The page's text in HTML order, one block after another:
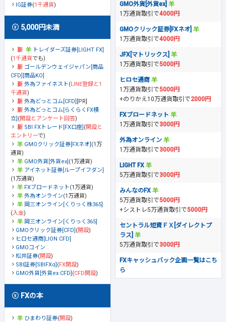
IG証券(1千通貨)
5,000円未満
トレイダーズ証券[LIGHT FX]
(1千通貨でも)
ゴールデンウェイジャパン[商品
CFD][商品KO]
外為ファイネスト(LINE登録と1
千通貨)
外為どっとコム[CFD] [PR]
外為どっとコム[らくらくFX積
立] (開設とアンケート回答)
SBI FXトレード[FX口座] (開設と
エントリーで)
GMOクリック証券[FXネオ] (1万
通貨)
GMO外貨[外貨ex] (1万通貨)
アイネット証券[ループイフダン]
(1万通貨)
FXブロードネット(1万通貨)
外為オンライン(1万通貨)
岡三オンライン[くりっく株365]
(入金)
岡三オンライン[くりっく365]
GMOクリック証券[CFD] (開設)
ヒロセ通商[LION CFD]
GMOコイン
松井証券(開設)
SBI証券[SBIFXα] (FX開設)
GMO外貨[外貨ex CFD] (CFD開設)
FXの本
ひまわり証券(開設)
GMO外貨[外貨ex]
1万通貨取引で4000円
GMOクリック証券[FXネオ]
1万通貨取引で4000円
JFX[マトリックス]
1万通貨取引で5000円
ヒロセ通商
1万通貨取引で5000円
+のりかえ10万通貨取引で2000円
FXブロードネット
1万通貨取引で3000円
外為オンライン
1万通貨取引で3000円
LIGHT FX
5万通貨取引で3000円
みんなのFX
5万通貨取引で5000円
+シストレ5万通貨取引で5000円
セントラル短資ＦＸ[ダイレクトプ
ラス]
5万通貨取引で3000円
FXキャッシュバック企画一覧はこち
ら